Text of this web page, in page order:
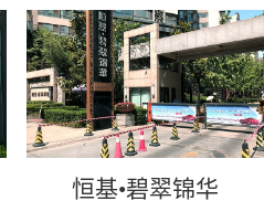
恒基•碧翠锦华